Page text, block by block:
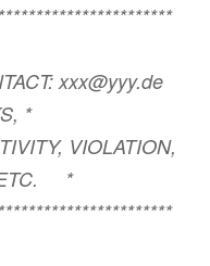
xxx@yyy.de
*
VIOLATION,
ETC. *